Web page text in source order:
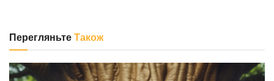
ПерегляньтеТакож